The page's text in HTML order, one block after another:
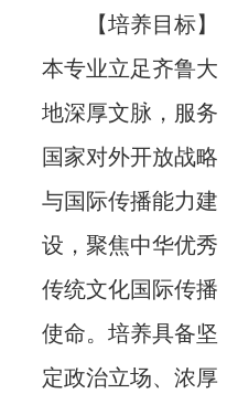
【培养目标】
本专业立足齐鲁大
地深厚文脉，服务
国家对外开放战略
与国际传播能力建
设，聚焦中华优秀
传统文化国际传播
使命。培养具备坚
定政治立场、浓厚